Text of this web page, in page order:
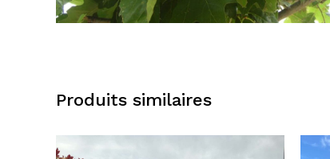
Produits similaires